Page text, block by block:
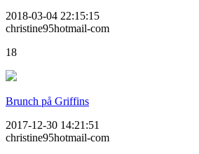
2018-03-04 22:15:15
christine95hotmail-com
18
Brunch på Griffins
2017-12-30 14:21:51
christine95hotmail-com